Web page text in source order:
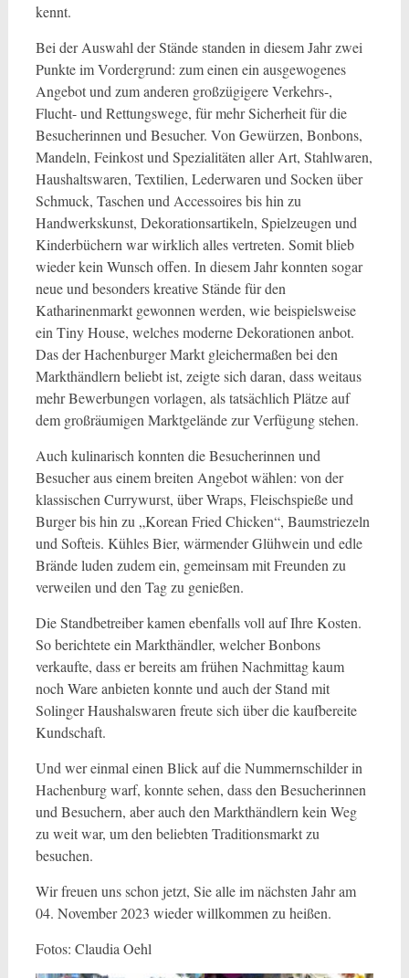
kennt.
Bei der Auswahl der Stände standen in diesem Jahr zwei
Punkte im Vordergrund: zum einen ein ausgewogenes
Angebot und zum anderen großzügigere Verkehrs-,
Flucht- und Rettungswege, für mehr Sicherheit für die
Besucherinnen und Besucher. Von Gewürzen, Bonbons,
Mandeln, Feinkost und Spezialitäten aller Art, Stahlwaren,
Haushaltswaren, Textilien, Lederwaren und Socken über
Schmuck, Taschen und Accessoires bis hin zu
Handwerkskunst, Dekorationsartikeln, Spielzeugen und
Kinderbüchern war wirklich alles vertreten. Somit blieb
wieder kein Wunsch offen. In diesem Jahr konnten sogar
neue und besonders kreative Stände für den
Katharinenmarkt gewonnen werden, wie beispielsweise
ein Tiny House, welches moderne Dekorationen anbot.
Das der Hachenburger Markt gleichermaßen bei den
Markthändlern beliebt ist, zeigte sich daran, dass weitaus
mehr Bewerbungen vorlagen, als tatsächlich Plätze auf
dem großräumigen Marktgelände zur Verfügung stehen.
Auch kulinarisch konnten die Besucherinnen und
Besucher aus einem breiten Angebot wählen: von der
klassischen Currywurst, über Wraps, Fleischspieße und
Burger bis hin zu „Korean Fried Chicken“, Baumstriezeln
und Softeis. Kühles Bier, wärmender Glühwein und edle
Brände luden zudem ein, gemeinsam mit Freunden zu
verweilen und den Tag zu genießen.
Die Standbetreiber kamen ebenfalls voll auf Ihre Kosten.
So berichtete ein Markthändler, welcher Bonbons
verkaufte, dass er bereits am frühen Nachmittag kaum
noch Ware anbieten konnte und auch der Stand mit
Solinger Haushalswaren freute sich über die kaufbereite
Kundschaft.
Und wer einmal einen Blick auf die Nummernschilder in
Hachenburg warf, konnte sehen, dass den Besucherinnen
und Besuchern, aber auch den Markthändlern kein Weg
zu weit war, um den beliebten Traditionsmarkt zu
besuchen.
Wir freuen uns schon jetzt, Sie alle im nächsten Jahr am
04. November 2023 wieder willkommen zu heißen.
Fotos: Claudia Oehl